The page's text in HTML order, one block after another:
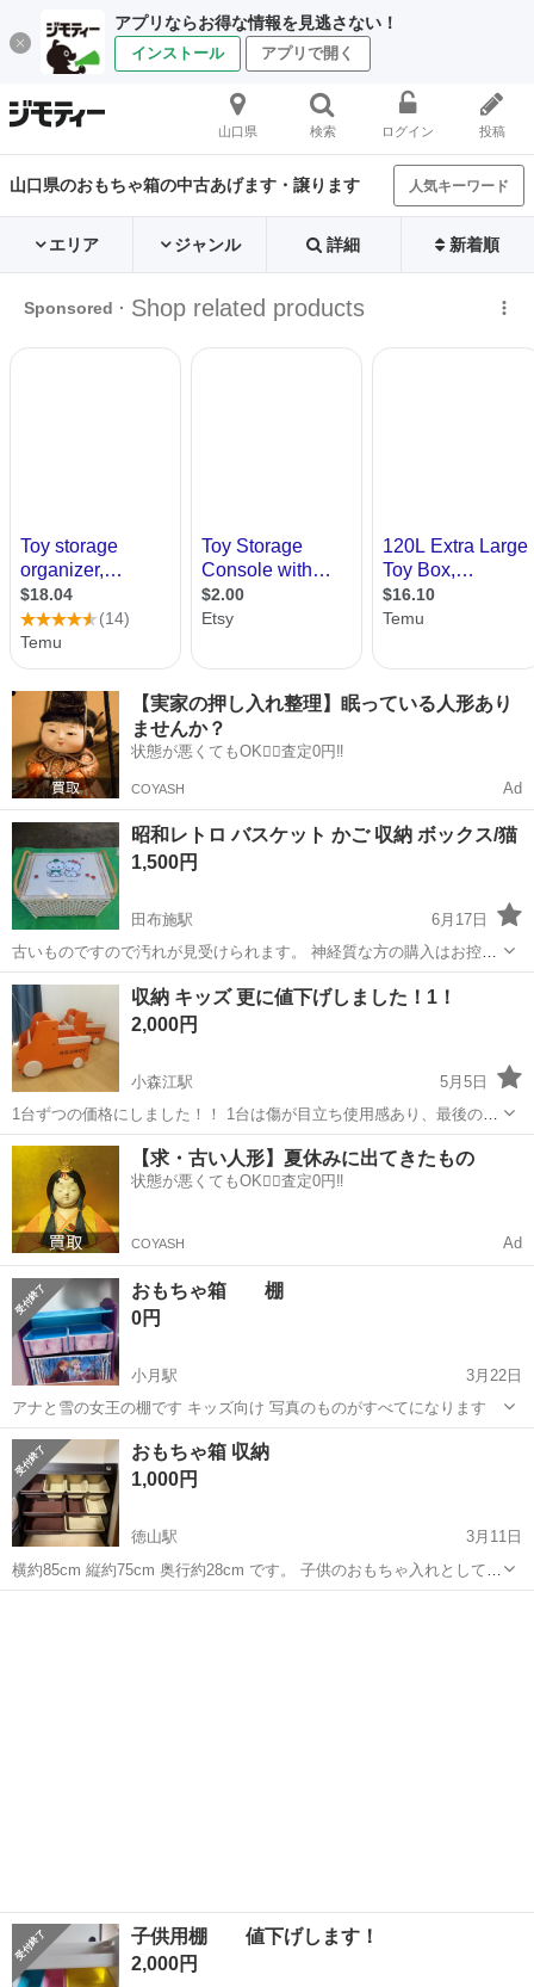
アプリならお得な情報を見逃さない！
インストール アプリで開く
山口県 検索 ログイン 投稿
山口県のおもちゃ箱の中古あげます・譲ります 人気キーワード
エリア ジャンル 詳細 新着順
【実家の押し入れ整理】眠っている人形あり
ませんか？
状態が悪くてもOK🙆‍♀️査定0円‼️
COYASH Ad
昭和レトロ バスケット かご 収納 ボックス/猫
1,500円
田布施駅
6月17日
古いものですので汚れが見受けられます。 神経質な方の購入はお控え
下さい。 現状にて宜しくお願い致します。
山口 熊毛郡 田布施駅 収納家具 バスケット
収納 キッズ 更に値下げしました！1！
2,000円
小森江駅
5月5日
1台ずつの価格にしました！！ 1台は傷が目立ち使用感あり、最後の2
枚の写真を参考にしてください。（こちらは目立った傷があるのでこ
ちらは1000円でお譲りします） 2台目は所々傷ありですが状態は良い
です。 （こちらは2000...
山口 下関市 小森江駅 収納家具 asobo
【求・古い人形】夏休みに出てきたもの
状態が悪くてもOK🙆‍♀️査定0円‼️
COYASH Ad
おもちゃ箱 棚
0円
小月駅
3月22日
アナと雪の女王の棚です キッズ向け 写真のものがすべてになります
山口 下関市 小月駅 収納家具
おもちゃ箱 収納
1,000円
徳山駅
3月11日
横約85cm 縦約75cm 奥行約28cm です。 子供のおもちゃ入れとして使
っていました😊 引越しに伴い処分していくので取りに来ていただける
子供用棚 値下げします！
2,000円